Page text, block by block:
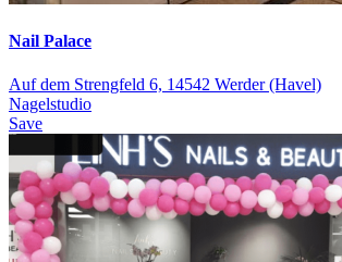
Nail Palace
Auf dem Strengfeld 6, 14542 Werder (Havel)
Nagelstudio
Save